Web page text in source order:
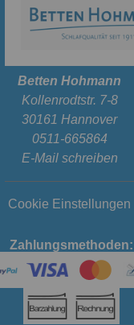
Betten Hohmann
Kollenrodtstr. 7-8
30161 Hannover
0511-665864
E-Mail schreiben
Cookie Einstellungen
Zahlungsmethoden: